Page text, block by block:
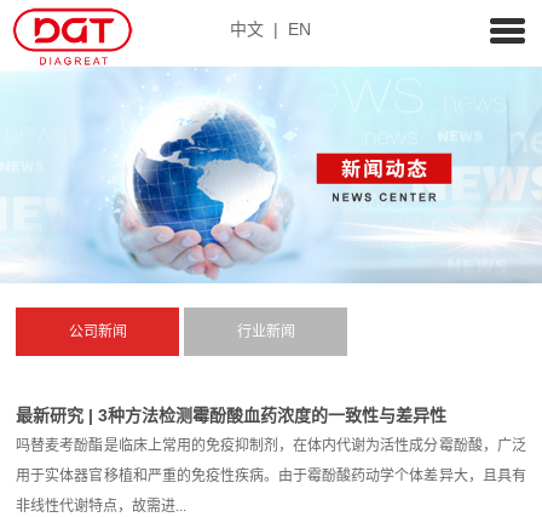
中文 | EN
公司新闻 行业新闻
最新研究 | 3种方法检测霉酚酸血药浓度的一致性与差异性
吗替麦考酚酯是临床上常用的免疫抑制剂，在体内代谢为活性成分霉酚酸，广泛
用于实体器官移植和严重的免疫性疾病。由于霉酚酸药动学个体差异大，且具有
非线性代谢特点，故需进...